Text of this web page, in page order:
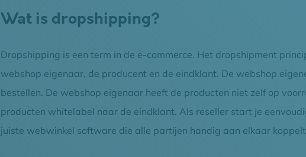
Wat is dropshipping?
Dropshipping is een term in de e-commerce. Het dropshipment
webshop eigenaar, de producent en de eindklant. De webshop
bestellen. De webshop eigenaar heeft de producten niet zelf op
producten whitelabel naar de eindklant. Als reseller start je
juiste webwinkel software die alle partijen handig aan elkaar